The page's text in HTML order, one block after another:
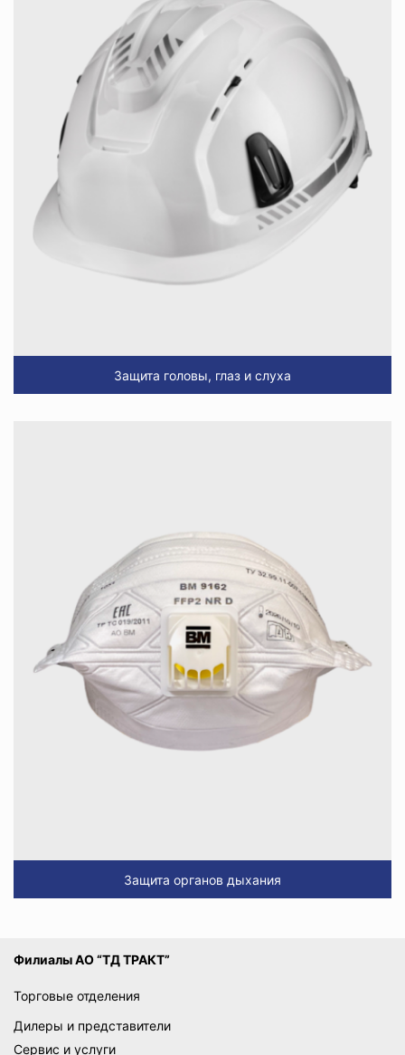
Защита головы, глаз и слуха
Защита органов дыхания
Филиалы АО “ТД ТРАКТ”
Торговые отделения
Дилеры и представители
Сервис и услуги